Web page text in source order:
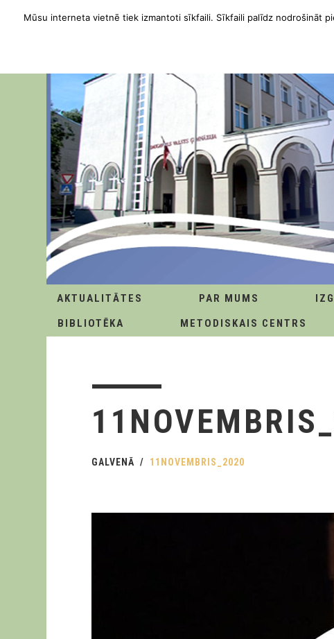
AKTUALITĀTES PAR MUMS
BIBLIOTĒKA
METODISKAIS CENTRS
GALVENĀ 11NOVEMBRIS_2020
Mūsu interneta vietnē tiek izmantoti sīkfaili. Sīkfaili palīdz nodrošināt